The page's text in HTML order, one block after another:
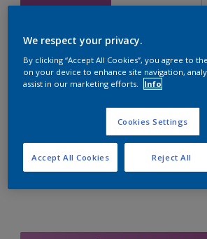
2,5 L 5 L
Verfcalculator
Op dit moment is het niet mogelijk dit
te bestellen. Houd de website in de
er hard aan om de voorraad aan te
We respect your privacy.
By clicking “Accept All Cookies”, you agree to
on your device to enhance site navigation,
assist in our marketing efforts.
Info
Cookies Settings
Reject All
Accept All Cookies